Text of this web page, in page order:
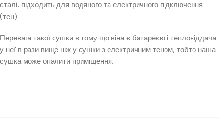
сталі, підходить для водяного та електричного підключення
(тен).
Перевага такої сушки в тому що віна є батареєю і тепловіддача
у неї в рази вище ніж у сушки з електричним теном, тобто наша
сушка може опалити приміщення.